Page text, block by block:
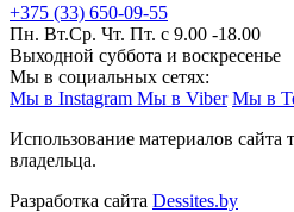
+375 (33) 650-09-55
Пн. Вт.Ср. Чт. Пт. с 9.00 -18.00
Выходной суббота и воскресенье
Мы в социальных сетях:
Мы в Instagram Мы в Viber Мы в
Использование материалов сайта
владельца.
Разработка сайта Dessites.by